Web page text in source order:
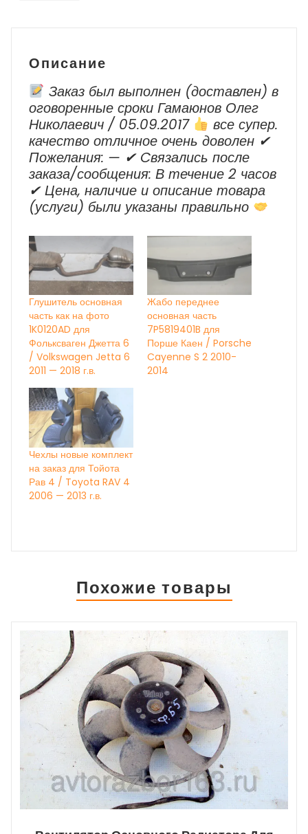
Описание
Заказ был выполнен (доставлен) в
оговоренные сроки Гамаюнов Олег
Николаевич / 05.09.2017
все супер.
качество отличное очень доволен ✔
Пожелания: — ✔ Cвязались после
заказа/сообщения: В течение 2 часов
✔ Цена, наличие и описание товара
(услуги) были указаны правильно
Глушитель основная
часть как на фото
1K0120AD для
Фольксваген Джетта 6
/ Volkswagen Jetta 6
2011 — 2018 г.в.
Жабо переднее
основная часть
7P5819401B для
Порше Каен / Porsche
Cayenne S 2 2010-
2014
Чехлы новые комплект
на заказ для Тойота
Рав 4 / Toyota RAV 4
2006 — 2013 г.в.
Похожие товары